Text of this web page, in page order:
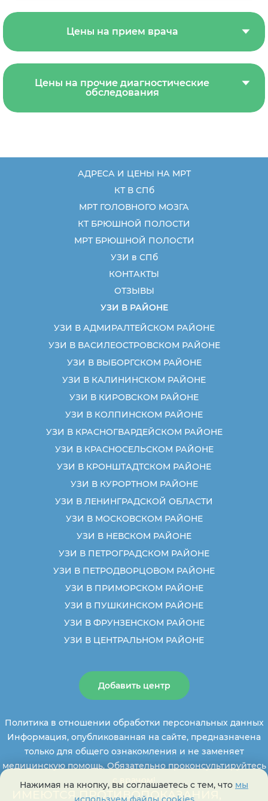
Цены на прием врача
Цены на прочие диагностические
обследования
АДРЕСА И ЦЕНЫ НА МРТ
КТ В СПб
МРТ ГОЛОВНОГО МОЗГА
КТ БРЮШНОЙ ПОЛОСТИ
МРТ БРЮШНОЙ ПОЛОСТИ
УЗИ в СПб
КОНТАКТЫ
ОТЗЫВЫ
УЗИ В РАЙОНЕ
УЗИ В АДМИРАЛТЕЙСКОМ РАЙОНЕ
УЗИ В ВАСИЛЕОСТРОВСКОМ РАЙОНЕ
УЗИ В ВЫБОРГСКОМ РАЙОНЕ
УЗИ В КАЛИНИНСКОМ РАЙОНЕ
УЗИ В КИРОВСКОМ РАЙОНЕ
УЗИ В КОЛПИНСКОМ РАЙОНЕ
УЗИ В КРАСНОГВАРДЕЙСКОМ РАЙОНЕ
УЗИ В КРАСНОСЕЛЬСКОМ РАЙОНЕ
УЗИ В КРОНШТАДТСКОМ РАЙОНЕ
УЗИ В КУРОРТНОМ РАЙОНЕ
УЗИ В ЛЕНИНГРАДСКОЙ ОБЛАСТИ
УЗИ В МОСКОВСКОМ РАЙОНЕ
УЗИ В НЕВСКОМ РАЙОНЕ
УЗИ В ПЕТРОГРАДСКОМ РАЙОНЕ
УЗИ В ПЕТРОДВОРЦОВОМ РАЙОНЕ
УЗИ В ПРИМОРСКОМ РАЙОНЕ
УЗИ В ПУШКИНСКОМ РАЙОНЕ
УЗИ В ФРУНЗЕНСКОМ РАЙОНЕ
УЗИ В ЦЕНТРАЛЬНОМ РАЙОНЕ
Добавить центр
Политика в отношении обработки персональных данных
Информация, опубликованная на сайте, предназначена
только для общего ознакомления и не заменяет
медицинскую помощь. Обязательно проконсультируйтесь
ИМЕЮТСЯ ПРОТИВОПОКАЗАНИЯ,
Нажимая на кнопку, вы соглашаетесь с тем, что мы